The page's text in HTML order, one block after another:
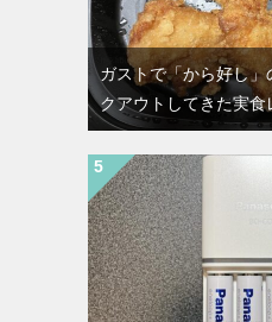
ガストで「から好し
クアウトしてきた実食